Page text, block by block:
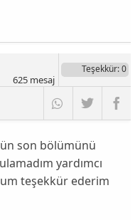
Teşekkür: 0
625mesaj
son bölümünü
yardımcı
teşekkür ederim